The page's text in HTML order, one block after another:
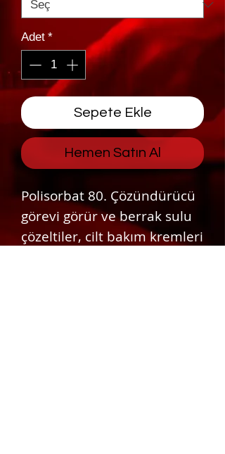
Adet *
Sepete Ekle
Hemen Satın Al
Polisorbat 80. Çözündürücü
görevi görür ve berrak sulu
çözeltiler, cilt bakım kremleri